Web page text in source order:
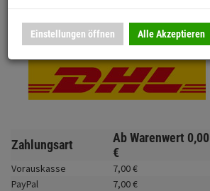
Anmelden | Registrieren Merkzettel
DHL National
Zahlungsart Ab Warenwert 0,00
€
Vorauskasse 7,00€
PayPal
7,00€
Einstellungen öffnen Alle Akzeptieren